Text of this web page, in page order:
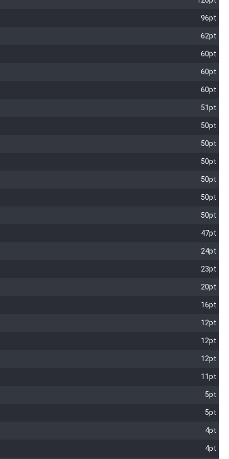
96pt
62pt
60pt
60pt
60pt
51pt
50pt
50pt
50pt
50pt
50pt
50pt
47pt
24pt
23pt
20pt
16pt
12pt
12pt
12pt
11pt
5pt
5pt
4pt
4pt